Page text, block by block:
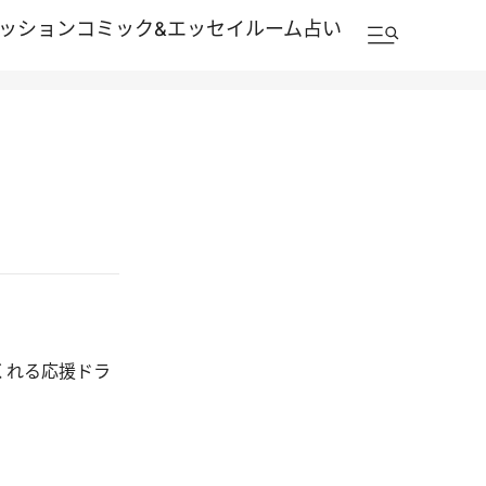
ションコミック&エッセイルーム占い
る応援ドラ